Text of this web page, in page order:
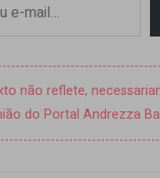
não reflete,
do Portal Andrezza